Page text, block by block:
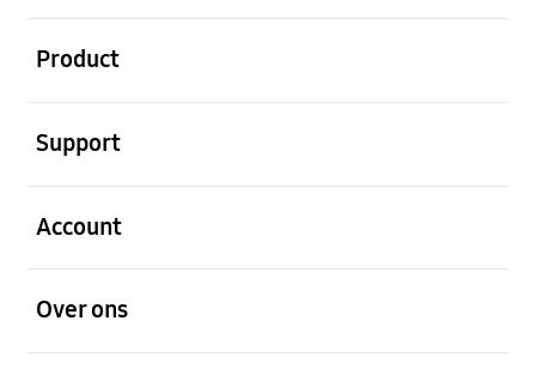
Product
Support
Account
Over ons